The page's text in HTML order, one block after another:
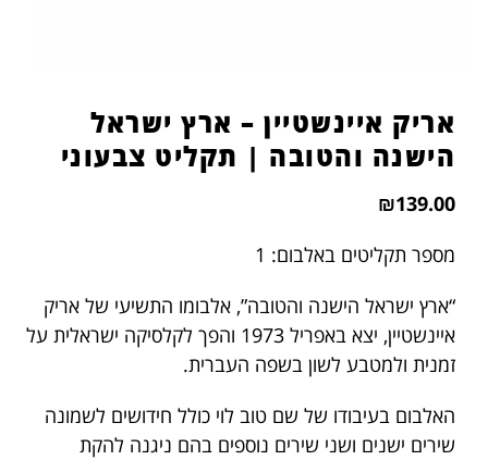
אריק איינשטיין – ארץ ישראל
הישנה והטובה | תקליט צבעוני
₪139.00
מספר תקליטים באלבום: 1
“ארץ ישראל הישנה והטובה”, אלבומו התשיעי של אריק
איינשטיין, יצא באפריל 1973 והפך לקלסיקה ישראלית על
זמנית ולמטבע לשון בשפה העברית.
האלבום בעיבודו של שם טוב לוי כולל חידושים לשמונה
שירים ישנים ושני שירים נוספים בהם ניגנה להקת